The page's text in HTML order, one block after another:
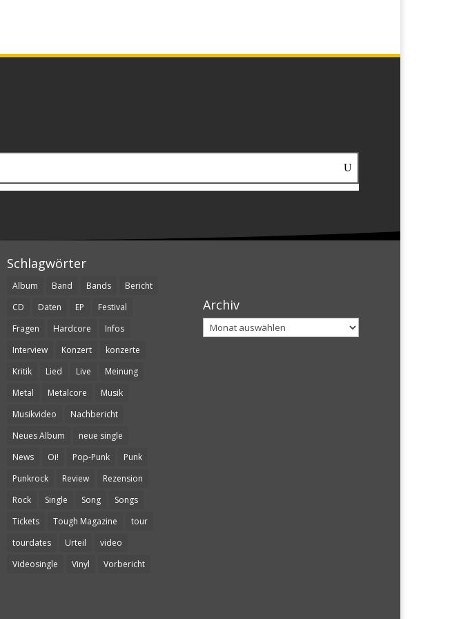
Schlagwörter
Album Band Bands
Bericht
CD
Daten EP
Festival
Fragen
Hardcore
Infos
Interview
Konzert
konzerte
Kritik
Lied Live
Meinung
Metal
Metalcore
Musik
Musikvideo
Nachbericht
Neues Album
neue single
News
Oi! Pop-Punk
Punk
Punkrock
Review
Rezension
Rock
Single Song
Songs
Tickets
Tough Magazine
tour
tourdates
Urteil
video
Videosingle
Vinyl Vorbericht
Archiv
Archiv